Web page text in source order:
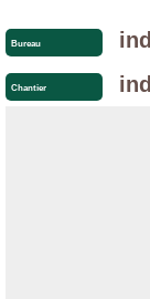
Bureau
Chantier